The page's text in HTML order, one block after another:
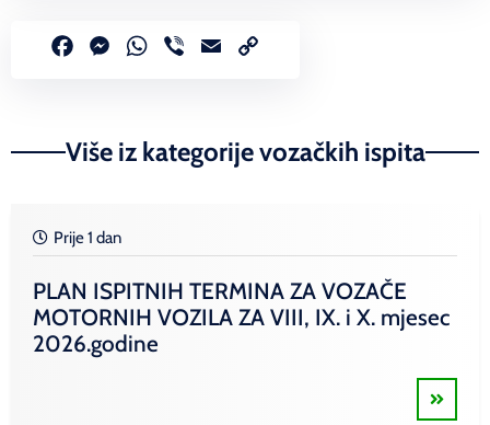
FacebookMessenger
WhatsApp
Viber Email
Više iz kategorije vozačkih ispita
Prije 1 dan
PLAN ISPITNIH TERMINA ZA VOZAČE
MOTORNIH VOZILA ZA VIII, IX. i X. mjesec
2026.godine